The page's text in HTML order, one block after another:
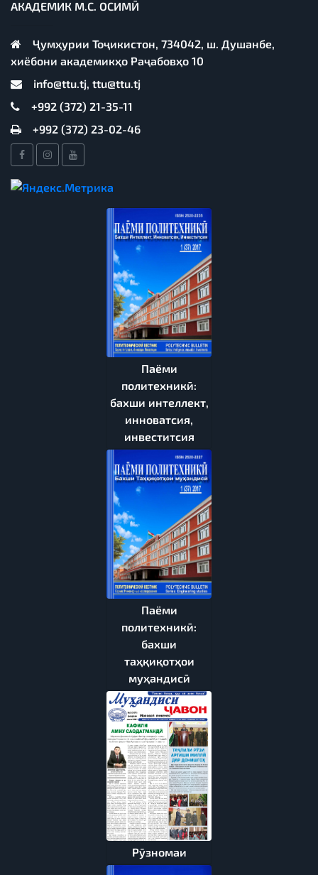
АКАДЕМИК М.С. ОСИМӢ
Ҷумҳурии Тоҷикистон, 734042, ш. Душанбе,
хиёбони академикҳо Раҷабовҳо 10
info@ttu.tj, ttu@ttu.tj
+992 (372) 21-35-11
+992 (372) 23-02-46
Паёми
политехникӣ:
бахши интеллект,
инноватсия,
инвеститсия
Паёми
политехникӣ:
бахши
таҳқиқотҳои
муҳандисӣ
Рӯзномаи